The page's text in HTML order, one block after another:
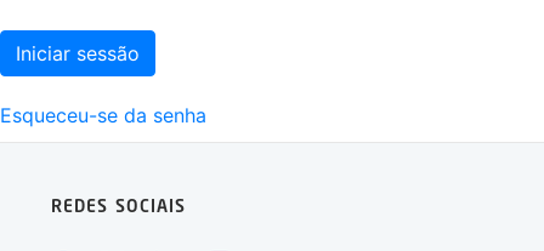
Iniciar sessão
Esqueceu-se da senha
REDES SOCIAIS